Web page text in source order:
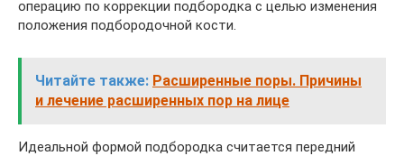
операцию по коррекции подбородка с целью изменения
положения подбородочной кости.
Читайте также: Расширенные поры. Причины
и лечение расширенных пор на лице
Идеальной формой подбородка считается передний